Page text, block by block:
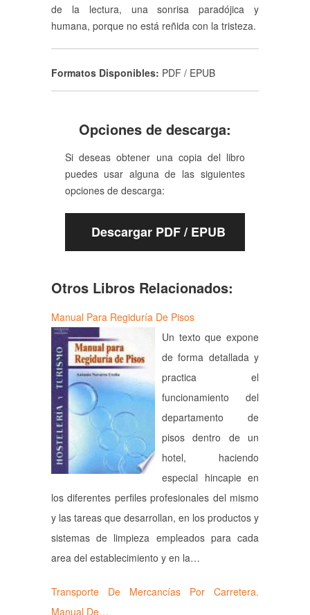
de la lectura, una sonrisa paradójica y
humana, porque no está reñida con la tristeza.
Formatos Disponibles: PDF / EPUB
Opciones de descarga:
Si deseas obtener una copia del libro
puedes usar alguna de las siguientes
opciones de descarga:
Descargar PDF / EPUB
Otros Libros Relacionados:
Manual Para Regiduría De Pisos
Un texto que expone
de forma detallada y
practica el
funcionamiento del
departamento de
pisos dentro de un
hotel, haciendo
especial hincapie en
los diferentes perfiles profesionales del mismo
y las tareas que desarrollan, en los productos y
sistemas de limpieza empleados para cada
area del establecimiento y en la…
Transporte De Mercancías Por Carretera.
Manual De…